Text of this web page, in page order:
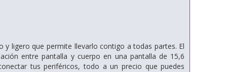
y ligero que permite llevarlo contigo a todas partes. El
entre pantalla y cuerpo en una pantalla de 15,6
tus periféricos, todo a un precio que puedes